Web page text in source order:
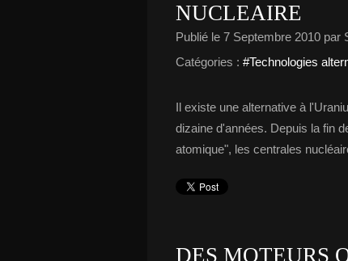
NUCLEAIRE
Publié le 7 Septembre 2010 par
Catégories : #Technologies
Il existe une alternative à
dizaine d'années. Depuis la fin
atomique", les centrales
DES MOTEURS